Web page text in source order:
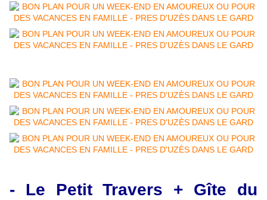
- Le Petit Travers + Gîte du